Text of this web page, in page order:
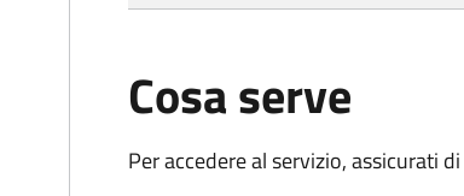
Cosa serve
Per accedere al servizio, assicurati